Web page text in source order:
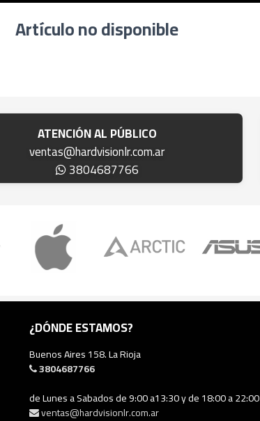
Artículo no disponible
ATENCIÓN AL PÚBLICO
ventas@hardvisionlr.com.ar
3804687766
¿DÓNDE ESTAMOS?
Buenos Aires 158. La Rioja
3804687766
de Lunes a Sabados de 9:00 a13:30 y de 18:00 a 22:00
ventas@hardvisionlr.com.ar